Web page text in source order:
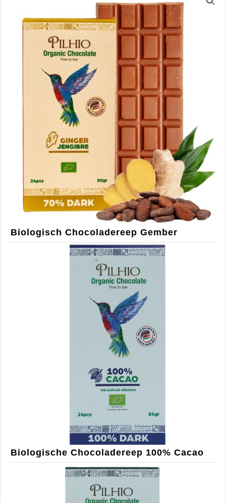
Biologisch Chocoladereep Gember
Biologische Chocoladereep 100% Cacao